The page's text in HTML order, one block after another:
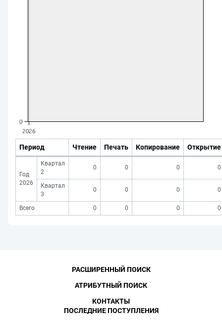
Период Чтение Печать Копирование Открытие
Год
2026
Квартал
2
0 0 0 0
Квартал
3
0 0 0 0
Всего 0 0 0 0
РАСШИРЕННЫЙ ПОИСК
АТРИБУТНЫЙ ПОИСК
КОНТАКТЫ
ПОСЛЕДНИЕ ПОСТУПЛЕНИЯ